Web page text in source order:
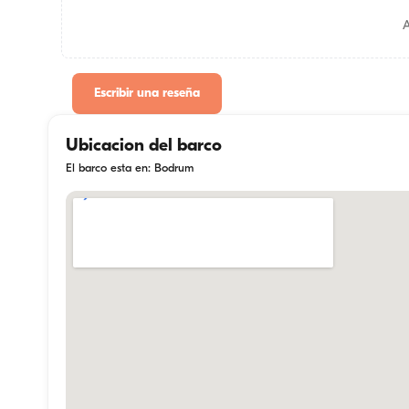
Escribir una reseña
Ubicacion del barco
El barco esta en: Bodrum